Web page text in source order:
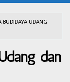
BUDIDAYA UDANG
dan